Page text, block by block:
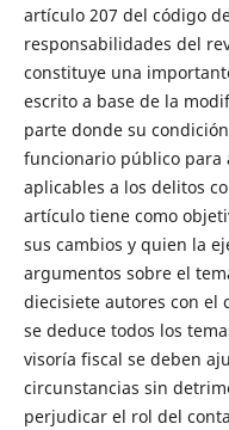
artículo 207 del código
responsabilidades del
constituye una
escrito a base de la
parte donde su
funcionario público para
aplicables a los delitos
artículo tiene como
sus cambios y quien la
argumentos sobre el
diecisiete autores con el
se deduce todos los
visoría fiscal se deben
circunstancias sin
perjudicar el rol del